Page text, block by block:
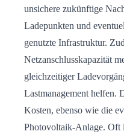
unsichere zukünftige
Ladepunkten und
genutzte Infrastruktur.
Netzanschlusskapazität
gleichzeitiger
Lastmanagement helfen.
Kosten, ebenso wie die
Photovoltaik-Anlage. Oft